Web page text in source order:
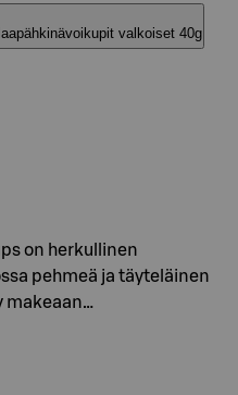
valkoiset 40g
on herkullinen
pehmeä ja täyteläinen
makeaan…